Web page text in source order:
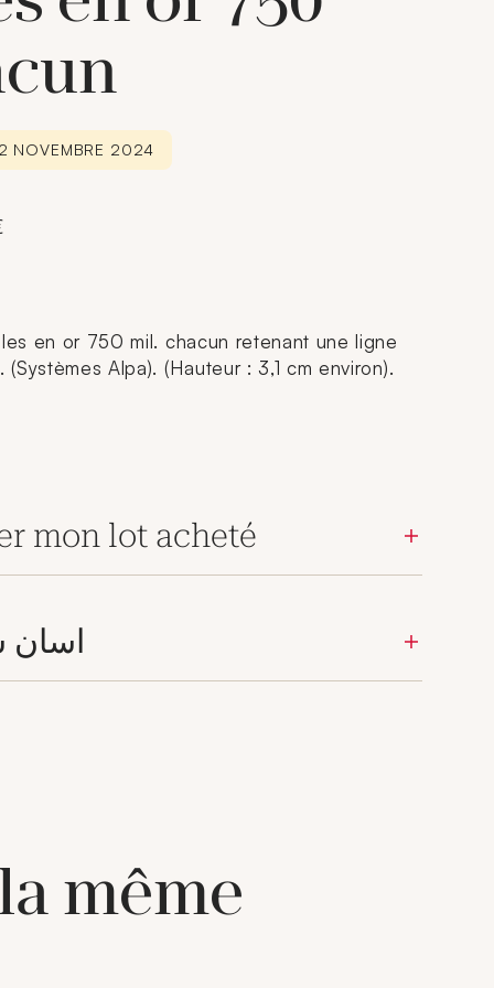
NOVEMBRE 2024
en or 750 mil. chacun retenant une ligne
Alpa). (Hauteur : 3,1 cm environ).
mon lot acheté
اسان
même